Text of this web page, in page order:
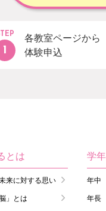
各教室ページから
体験申込
とは
来に対する思い
」とは
学
年中
年長